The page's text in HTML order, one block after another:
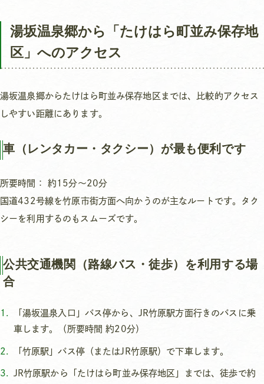
湯坂温泉郷から「たけはら町並み保存地
区」へのアクセス
湯坂温泉郷からたけはら町並み保存地区までは、比較的アクセス
しやすい距離にあります。
車（レンタカー・タクシー）が最も便利です
所要時間： 約15分～20分
国道432号線を竹原市街方面へ向かうのが主なルートです。タク
シーを利用するのもスムーズです。
公共交通機関（路線バス・徒歩）を利用する場
合
「湯坂温泉入口」バス停から、JR竹原駅方面行きのバスに乗
車します。（所要時間 約20分）
「竹原駅」バス停（またはJR竹原駅）で下車します。
JR竹原駅から「たけはら町並み保存地区」までは、徒歩で約